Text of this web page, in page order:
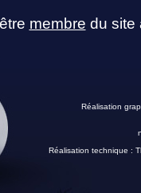
membre du site
Réalisation
Réalisation technique :